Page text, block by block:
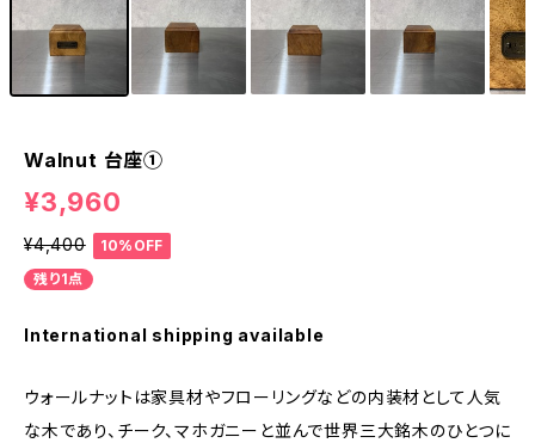
Walnut 台座①
¥3,960
¥4,400
10%OFF
残り1点
International shipping available
ウォールナットは家具材やフローリングなどの内装材として人気
な木であり、チーク、マホガニーと並んで世界三大銘木のひとつに